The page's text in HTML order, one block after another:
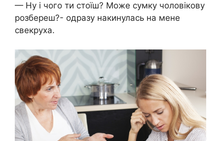
— Ну і чого ти стоїш? Може сумку чоловікову
розбереш?- одразу накинулась на мене
свекруха.